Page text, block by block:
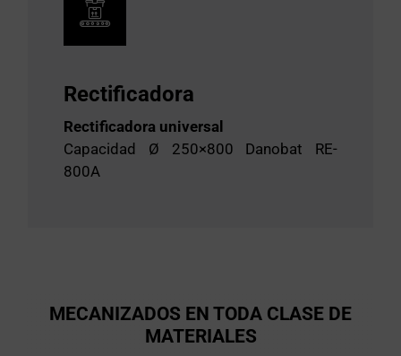
Rectificadora
Rectificadora universal
Capacidad Ø 250×800 Danobat RE-
800A
MECANIZADOS EN TODA CLASE DE
MATERIALES